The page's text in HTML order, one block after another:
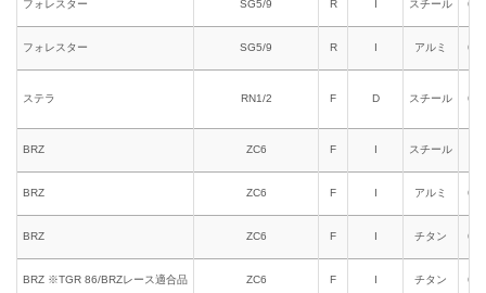
フォレスター SG5/9 R I スチール
フォレスター SG5/9 R I アルミ
ステラ RN1/2 F D スチール
BRZ ZC6 F I スチール
BRZ ZC6 F I アルミ
BRZ ZC6 F I チタン
BRZ ※TGR 86/BRZレース適合品 ZC6 F I チタン